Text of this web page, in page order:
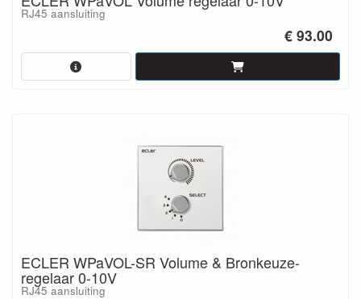
RJ45 aansluiting
€ 93.00
ECLER WPaVOL-SR Volume & Bronkeuze-
regelaar 0-10V
RJ45 aansluiting